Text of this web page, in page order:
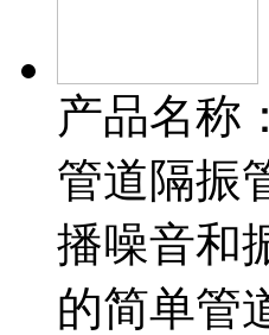
产品名称：
管道隔振
播噪音和
的简单管